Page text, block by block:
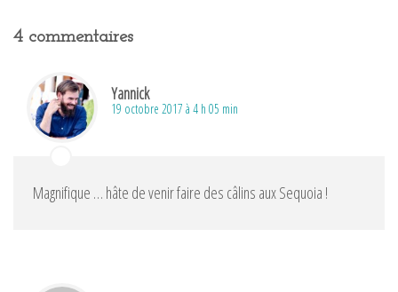
4 commentaires
Yannick
19 octobre 2017 à 4 h 05 min
Magnifique … hâte de venir faire des câlins aux Sequoia !